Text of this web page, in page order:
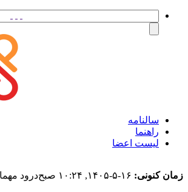
سالنامه
راهنما
لیست اعضا
زمان کنونی: ۱۶-۵-۱۴۰۵, ۱۰:۲۴ صبح درود